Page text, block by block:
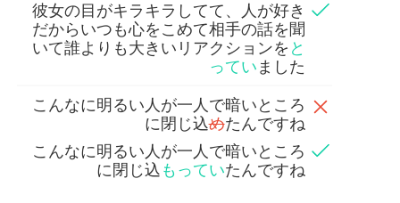
彼女の目がキラキラしてて、人が好き
だからいつも心をこめて相手の話を聞
いて誰よりも大きいリアクションを と
ってい ました
こんなに明るい人が一人で暗いところ
に閉じ込めたんですね
こんなに明るい人が一人で暗いところ
に閉じ込もっていたんですね